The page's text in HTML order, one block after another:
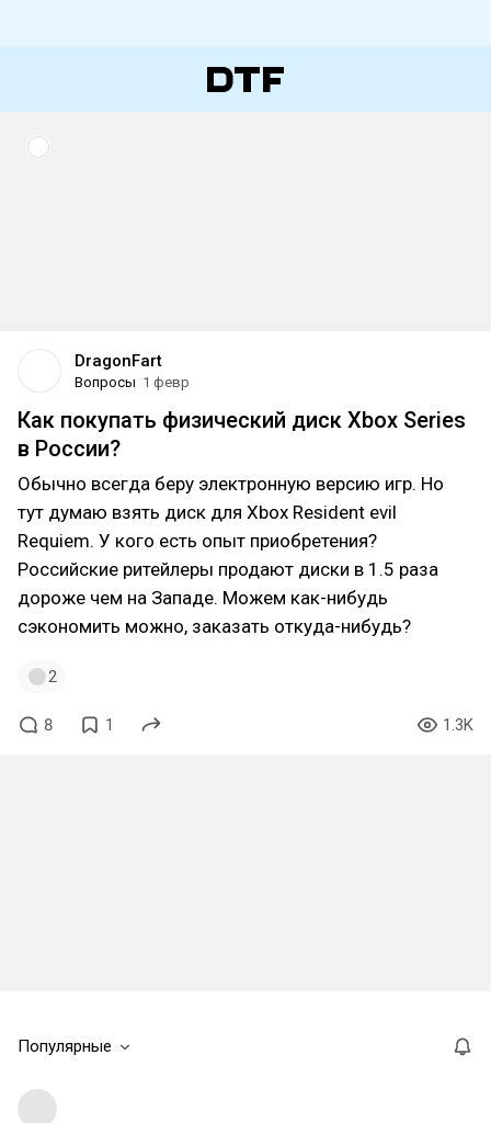
DragonFart
Вопросы 1 февр
Как покупать физический диск Xbox Series
в России?
Обычно всегда беру электронную версию игр. Но
тут думаю взять диск для Xbox Resident evil
Requiem. У кого есть опыт приобретения?
Российские ритейлеры продают диски в 1.5 раза
дороже чем на Западе. Можем как-нибудь
сэкономить можно, заказать откуда-нибудь?
2
8 1 1.3K
Популярные